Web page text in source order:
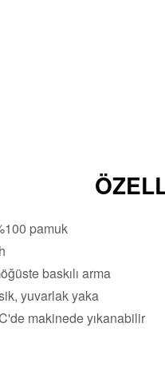
pamuk
baskılı arma
yuvarlak yaka
makinede yıkanabilir